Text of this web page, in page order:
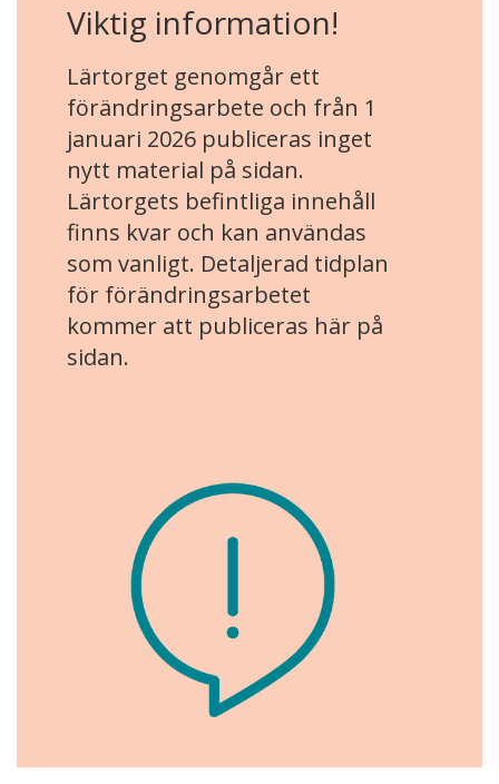
Viktig information!
Lärtorget genomgår ett
förändringsarbete och från 1
januari 2026 publiceras inget
nytt material på sidan.
Lärtorgets befintliga innehåll
finns kvar och kan användas
som vanligt. Detaljerad tidplan
för förändringsarbetet
kommer att publiceras här på
sidan.